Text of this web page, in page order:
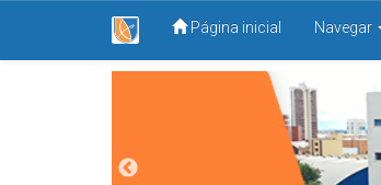
Página inicial Navegar